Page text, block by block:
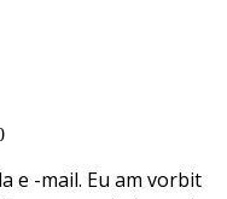
e -mail. Eu am vorbit